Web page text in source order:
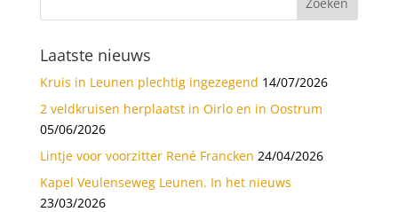
Laatste nieuws
Kruis in Leunen plechtig ingezegend 14/07/2026
2 veldkruisen herplaatst in Oirlo en in Oostrum
05/06/2026
Lintje voor voorzitter René Francken 24/04/2026
Kapel Veulenseweg Leunen. In het nieuws
23/03/2026